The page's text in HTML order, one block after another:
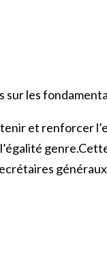
les
et renforcer